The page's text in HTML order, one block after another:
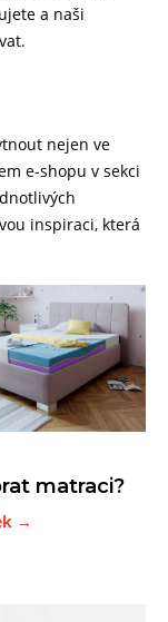
a naši
nejen ve
e-shopu v sekci
inspiraci, která
matraci?
→